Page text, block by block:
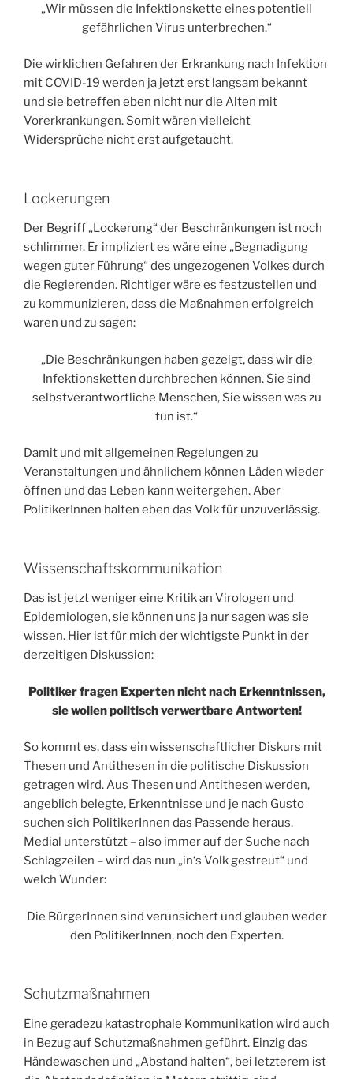
„Wir müssen die Infektionskette eines potentiell
gefährlichen Virus unterbrechen.“
Die wirklichen Gefahren der Erkrankung nach Infektion
mit COVID-19 werden ja jetzt erst langsam bekannt
und sie betreffen eben nicht nur die Alten mit
Vorerkrankungen. Somit wären vielleicht
Widersprüche nicht erst aufgetaucht.
Lockerungen
Der Begriff „Lockerung“ der Beschränkungen ist noch
schlimmer. Er impliziert es wäre eine „Begnadigung
wegen guter Führung“ des ungezogenen Volkes durch
die Regierenden. Richtiger wäre es festzustellen und
zu kommunizieren, dass die Maßnahmen erfolgreich
waren und zu sagen:
„Die Beschränkungen haben gezeigt, dass wir die
Infektionsketten durchbrechen können. Sie sind
selbstverantwortliche Menschen, Sie wissen was zu
tun ist.“
Damit und mit allgemeinen Regelungen zu
Veranstaltungen und ähnlichem können Läden wieder
öffnen und das Leben kann weitergehen. Aber
PolitikerInnen halten eben das Volk für unzuverlässig.
Wissenschaftskommunikation
Das ist jetzt weniger eine Kritik an Virologen und
Epidemiologen, sie können uns ja nur sagen was sie
wissen. Hier ist für mich der wichtigste Punkt in der
derzeitigen Diskussion:
Politiker fragen Experten nicht nach Erkenntnissen,
sie wollen politisch verwertbare Antworten!
So kommt es, dass ein wissenschaftlicher Diskurs mit
Thesen und Antithesen in die politische Diskussion
getragen wird. Aus Thesen und Antithesen werden,
angeblich belegte, Erkenntnisse und je nach Gusto
suchen sich PolitikerInnen das Passende heraus.
Medial unterstützt – also immer auf der Suche nach
Schlagzeilen – wird das nun „in‘s Volk gestreut“ und
welch Wunder:
Die BürgerInnen sind verunsichert und glauben weder
den PolitikerInnen, noch den Experten.
Schutzmaßnahmen
Eine geradezu katastrophale Kommunikation wird auch
in Bezug auf Schutzmaßnahmen geführt. Einzig das
Händewaschen und „Abstand halten“, bei letzterem ist